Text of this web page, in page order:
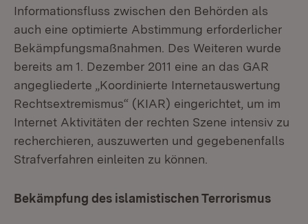
Informationsfluss zwischen den Behörden als
auch eine optimierte Abstimmung erforderlicher
Bekämpfungsmaßnahmen. Des Weiteren wurde
bereits am 1. Dezember 2011 eine an das GAR
angegliederte „Koordinierte Internetauswertung
Rechtsextremismus“ (KIAR) eingerichtet, um im
Internet Aktivitäten der rechten Szene intensiv zu
recherchieren, auszuwerten und gegebenenfalls
Strafverfahren einleiten zu können.
Bekämpfung des islamistischen Terrorismus